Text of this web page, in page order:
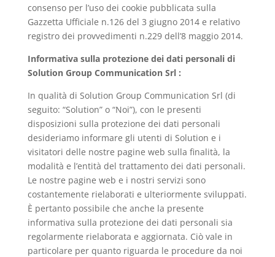
consenso per l’uso dei cookie pubblicata sulla
Gazzetta Ufficiale n.126 del 3 giugno 2014 e relativo
registro dei provvedimenti n.229 dell’8 maggio 2014.
Informativa sulla protezione dei dati personali di
Solution Group Communication Srl :
In qualità di Solution Group Communication Srl (di
seguito: “Solution” o “Noi”), con le presenti
disposizioni sulla protezione dei dati personali
desideriamo informare gli utenti di Solution e i
visitatori delle nostre pagine web sulla finalità, la
modalità e l’entità del trattamento dei dati personali.
Le nostre pagine web e i nostri servizi sono
costantemente rielaborati e ulteriormente sviluppati.
È pertanto possibile che anche la presente
informativa sulla protezione dei dati personali sia
regolarmente rielaborata e aggiornata. Ciò vale in
particolare per quanto riguarda le procedure da noi